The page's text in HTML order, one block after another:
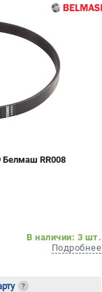
Белмаш RR008
В наличии: 3 шт.
Подробнее
?